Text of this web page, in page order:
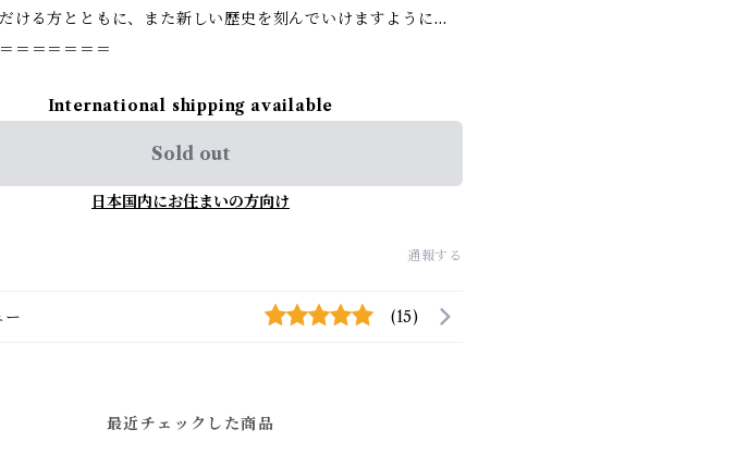
ける方とともに、また新しい歴史を刻んでいけますように…
＝＝＝＝＝＝
International shipping available
Sold out
日本国内にお住まいの方向け
通報する
ー (15)
最近チェックした商品